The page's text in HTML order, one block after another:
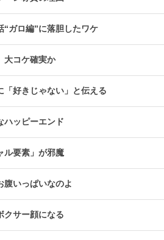
“ガロ編”に落胆したワケ
大コケ確実か
「好きじゃない」と伝える
ハッピーエンド
ル要素」が邪魔
腹いっぱいなのよ
クサー顔になる